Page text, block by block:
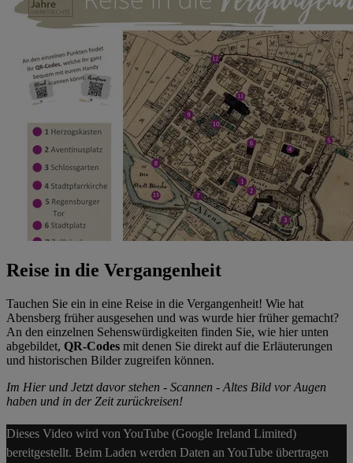
Reise in die Vergangenheit
Tauchen Sie ein in eine Reise in die Vergangenheit! Wie hat
Abensberg früher ausgesehen und was wurde hier früher gemacht?
An den einzelnen Sehenswürdigkeiten finden Sie, wie hier unten
abgebildet, QR-Codes mit denen Sie direkt auf die Erläuterungen
und historischen Bilder zugreifen können.
Im Hier und Jetzt davor stehen - Scannen - Altes Bild vor Augen
haben und in der Zeit zurückreisen!
Dieses Video wird von YouTube (Google Ireland Limited)
bereitgestellt. Beim Laden werden Daten an YouTube übertragen